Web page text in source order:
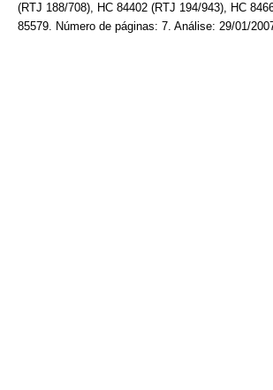
(RTJ 188/708), HC 84402 (RTJ 194/943), HC
85579. Número de páginas: 7. Análise: 29/01/